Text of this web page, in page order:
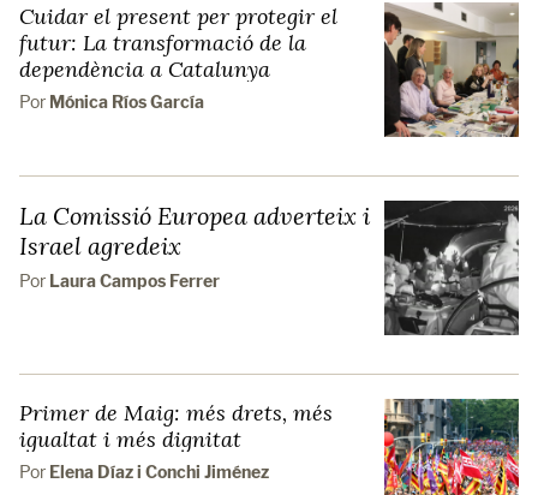
Cuidar el present per protegir el
futur: La transformació de la
dependència a Catalunya
Por Mónica Ríos García
La Comissió Europea adverteix i
Israel agredeix
Por Laura Campos Ferrer
Primer de Maig: més drets, més
igualtat i més dignitat
Por Elena Díaz i Conchi Jiménez